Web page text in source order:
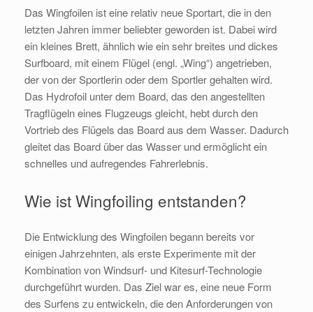
Das Wingfoilen ist eine relativ neue Sportart, die in den
letzten Jahren immer beliebter geworden ist. Dabei wird
ein kleines Brett, ähnlich wie ein sehr breites und dickes
Surfboard, mit einem Flügel (engl. „Wing“) angetrieben,
der von der Sportlerin oder dem Sportler gehalten wird.
Das Hydrofoil unter dem Board, das den angestellten
Tragflügeln eines Flugzeugs gleicht, hebt durch den
Vortrieb des Flügels das Board aus dem Wasser. Dadurch
gleitet das Board über das Wasser und ermöglicht ein
schnelles und aufregendes Fahrerlebnis.
Wie ist Wingfoiling entstanden?
Die Entwicklung des Wingfoilen begann bereits vor
einigen Jahrzehnten, als erste Experimente mit der
Kombination von Windsurf- und Kitesurf-Technologie
durchgeführt wurden. Das Ziel war es, eine neue Form
des Surfens zu entwickeln, die den Anforderungen von